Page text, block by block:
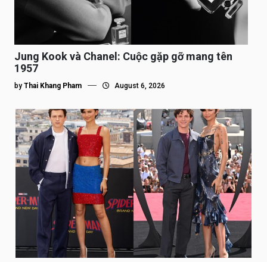
Jung Kook và Chanel: Cuộc gặp gỡ mang tên
1957
by Thai Khang Pham August 6, 2026